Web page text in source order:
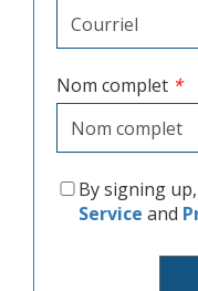
Nom complet *
By signing
Service and